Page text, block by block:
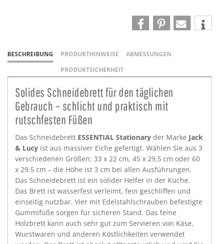
BESCHREIBUNG PRODUKTHINWEISE
ABMESSUNGEN
PRODUKTSICHERHEIT
Solides Schneidebrett für den täglichen
Gebrauch – schlicht und praktisch mit
rutschfesten Füßen
Das Schneidebrett ESSENTIAL Stationary der Marke Jack
& Lucy ist aus massiver Eiche gefertigt. Wählen Sie aus 3
verschiedenen Größen: 33 x 22 cm, 45 x 29,5 cm oder 60
x 29,5 cm – die Höhe ist 3 cm bei allen Ausführungen.
Das Schneidebrett ist ein solider Helfer in der Küche.
Das Brett ist wasserfest verleimt, fein geschliffen und
einseitig nutzbar. Vier mit Edelstahlschrauben befestigte
Gummifüße sorgen für sicheren Stand. Das feine
Holzbrett kann auch sehr gut zum Servieren von Käse,
Wurstwaren und anderen Köstlichkeiten verwendet